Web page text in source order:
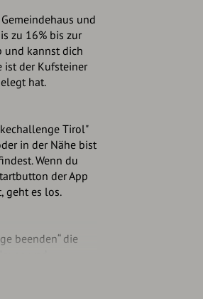
und
zu 16% bis zur
und kannst dich
ist der Kufsteiner
hat.
Tirol"
in der Nähe bist
Wenn du
der App
geht es los.
beenden“ die